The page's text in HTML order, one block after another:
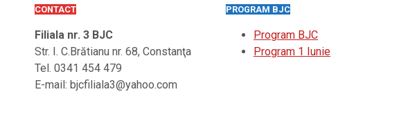
CONTACT
Filiala nr. 3 BJC
Str. I. C.Brătianu nr. 68, Constanţa
Tel. 0341 454 479
E-mail: bjcfiliala3@yahoo.com
PROGRAM BJC
Program BJC
Program 1 Iunie